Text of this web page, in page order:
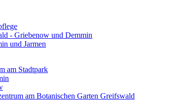
- Griebenow und Demmin
und Jarmen
am Stadtpark
am Botanischen Garten Greifswald